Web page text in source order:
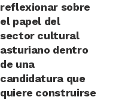
reflexionar sobre
el papel del
sector cultural
asturiano dentro
de una
candidatura que
quiere construirse